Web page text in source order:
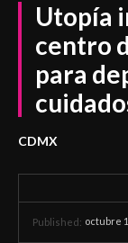
Utopía
centro
para
CDMX
Published: octubre